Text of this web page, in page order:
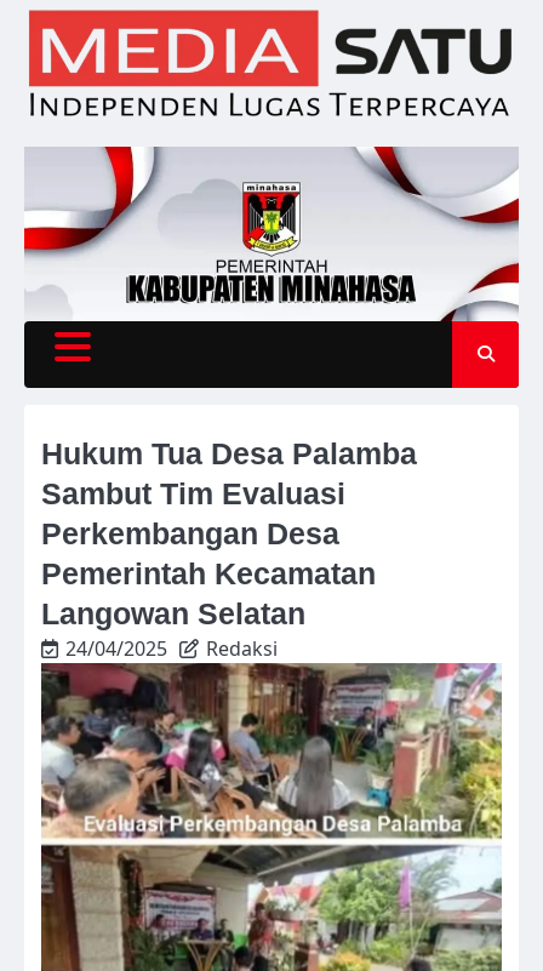
Skip
content
Hukum Tua Desa Palamba
Sambut Tim Evaluasi
Perkembangan Desa
Pemerintah Kecamatan
Langowan Selatan
24/04/2025 Redaksi